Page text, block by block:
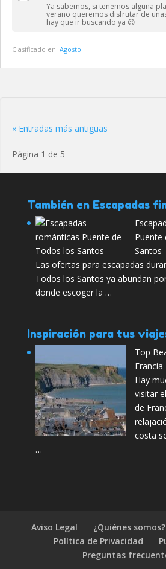
Ya sabemos, si tenemos alguna
verano queremos disfrutar de
hay que ir buscando ya 😉
Clasificado en: Agosto
« Entradas más antiguas
Página 1 de 5
También en Escapadas
Puente
Santos
Las ofertas para escapadas
Todos los Santos ya abundan
donde escoger la …
Inspiración para tus
Top
Francia
Hay
visitar
de
costa
…
Aviso Legal ¿Quiénes somos?
Política de Privacidad
Preguntas